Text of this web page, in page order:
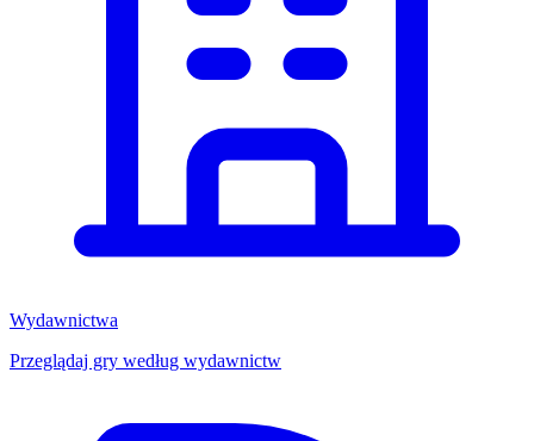
Wydawnictwa
Przeglądaj gry według wydawnictw